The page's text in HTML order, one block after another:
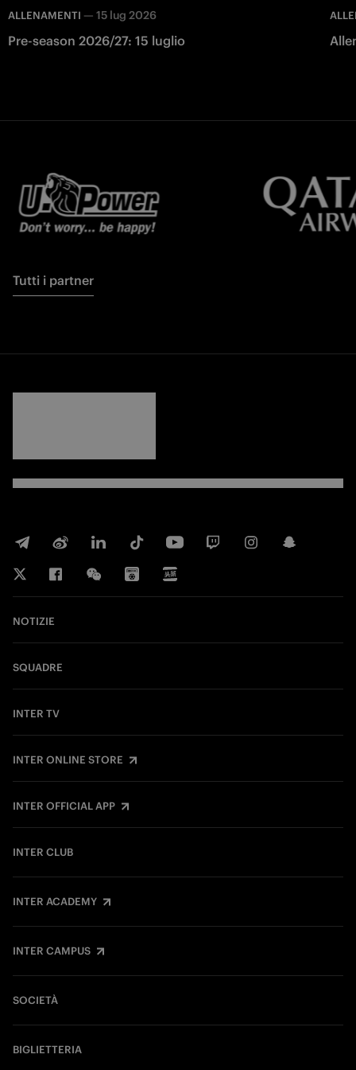
ALLENAMENTI — 15 lug 2026
Pre-season 2026/27: 15 luglio
Tutti i partner
NOTIZIE
SQUADRE
INTER TV
INTER ONLINE STORE
INTER OFFICIAL APP
INTER CLUB
INTER ACADEMY
INTER CAMPUS
SOCIETÀ
BIGLIETTERIA